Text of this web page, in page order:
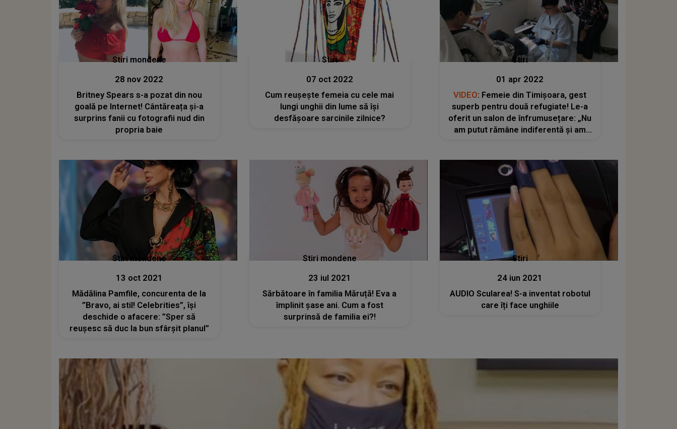
Stiri mondene
28 nov 2022
Britney Spears s-a pozat din nou
goală pe Internet! Cântăreața și-a
surprins fanii cu fotografii nud din
propria baie
Stiri
07 oct 2022
Cum reușește femeia cu cele mai
lungi unghii din lume să își
desfășoare sarcinile zilnice?
Stiri
01 apr 2022
VIDEO: Femeie din Timișoara, gest
superb pentru două refugiate! Le-a
oferit un salon de înfrumusețare: „Nu
am putut rămâne indiferentă și am
Stiri mondene
13 oct 2021
Mădălina Pamfile, concurenta de la
”Bravo, ai stil! Celebrities”, își
deschide o afacere: ”Sper să
reușesc să duc la bun sfârșit planul”
Stiri mondene
23 iul 2021
Sărbătoare în familia Măruță! Eva a
împlinit șase ani. Cum a fost
surprinsă de familia ei?!
Stiri
24 iun 2021
AUDIO Scularea! S-a inventat robotul
care îți face unghiile